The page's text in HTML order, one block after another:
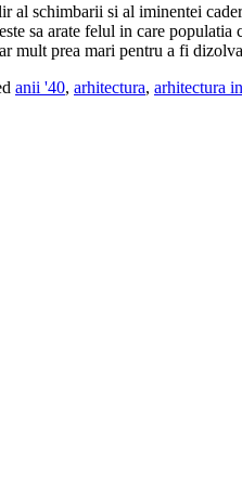
al schimbarii si al iminentei
sa arate felul in care
mult prea mari pentru a fi
anii '40, arhitectura, arhitectura